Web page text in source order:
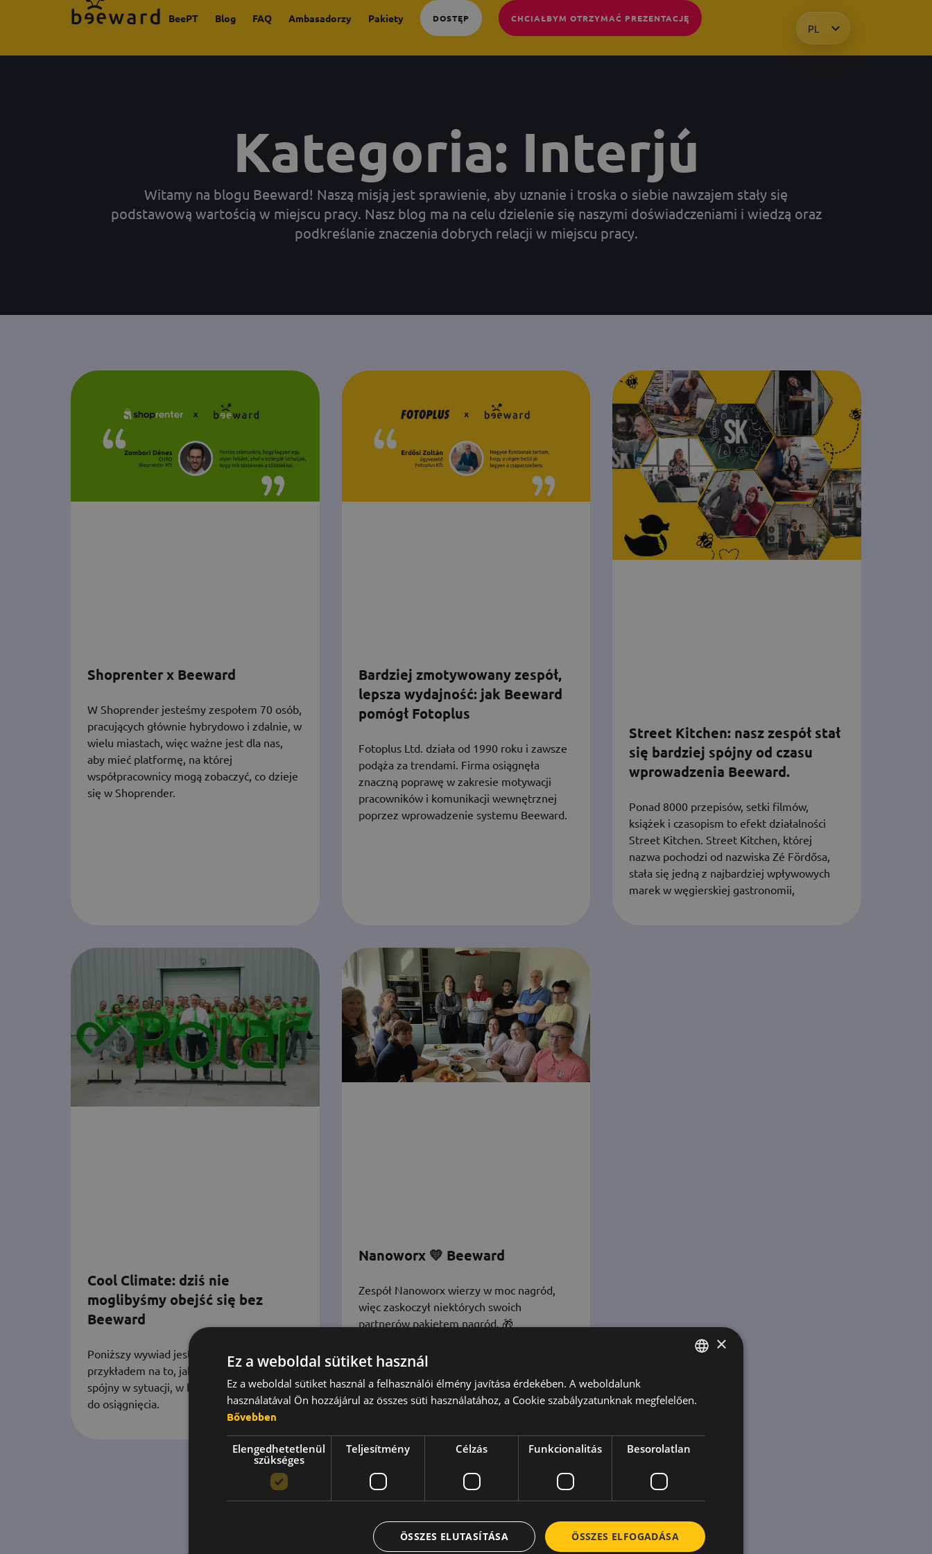
BeePT Blog FAQ Ambasadorzy Pakiety DOSTĘP CHCIAŁBYM OTRZYMAĆ PREZENTACJĘ
PL
HU
Kategoria: Interjú
Witamy na blogu Beeward! Naszą misją jest sprawienie, aby uznanie i troska o siebie nawzajem stały się
podstawową wartością w miejscu pracy. Nasz blog ma na celu dzielenie się naszymi doświadczeniami i wiedzą oraz
podkreślanie znaczenia dobrych relacji w miejscu pracy.
Shoprenter x Beeward
W Shoprender jesteśmy zespołem 70 osób,
pracujących głównie hybrydowo i zdalnie, w
wielu miastach, więc ważne jest dla nas,
aby mieć platformę, na której
współpracownicy mogą zobaczyć, co dzieje
się w Shoprender.
Bardziej zmotywowany zespół,
lepsza wydajność: jak Beeward
pomógł Fotoplus
Fotoplus Ltd. działa od 1990 roku i zawsze
podąża za trendami. Firma osiągnęła
znaczną poprawę w zakresie motywacji
pracowników i komunikacji wewnętrznej
poprzez wprowadzenie systemu Beeward.
Street Kitchen: nasz zespół stał
się bardziej spójny od czasu
wprowadzenia Beeward.
Ponad 8000 przepisów, setki filmów,
książek i czasopism to efekt działalności
Street Kitchen. Street Kitchen, której
nazwa pochodzi od nazwiska Zé Fördősa,
stała się jedną z najbardziej wpływowych
marek w węgierskiej gastronomii,
Cool Climate: dziś nie
moglibyśmy obejść się bez
Beeward
Poniższy wywiad jest doskonałym
przykładem na to, jak zespół może być
spójny w sytuacji, w której nie jest to łatwe
do osiągnięcia.
Nanoworx 💛 Beeward
Zespół Nanoworx wierzy w moc nagród,
więc zaskoczył niektórych swoich
partnerów pakietem nagród. 🎁
ENGLISH
×
Ez a weboldal sütiket használ
Ez a weboldal sütiket használ a felhasználói élmény javítása érdekében. A weboldalunk
használatával Ön hozzájárul az összes süti használatához, a Cookie szabályzatunknak megfelelően.
Bővebben
Elengedhetetlenül
szükséges
Teljesítmény Célzás Funkcionalitás Besorolatlan
ÖSSZES ELFOGADÁSA
ÖSSZES ELUTASÍTÁSA